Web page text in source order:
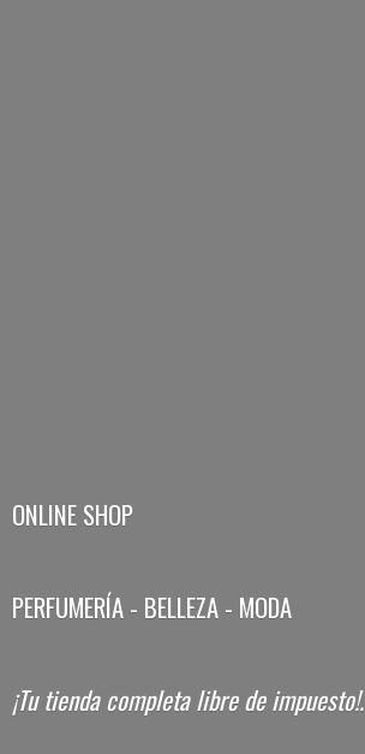
ONLINE SHOP
PERFUMERÍA - BELLEZA - MODA
¡Tu tienda completa librede impuesto!.